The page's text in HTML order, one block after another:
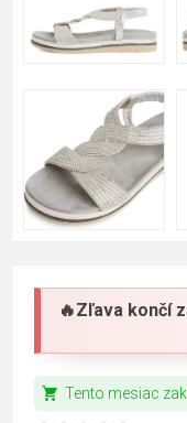
🔥Zľava končí
shopping_cart Tento mesiac